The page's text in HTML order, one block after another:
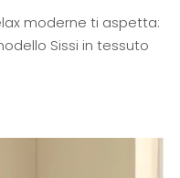
moderne ti aspetta:
Sissi in tessuto